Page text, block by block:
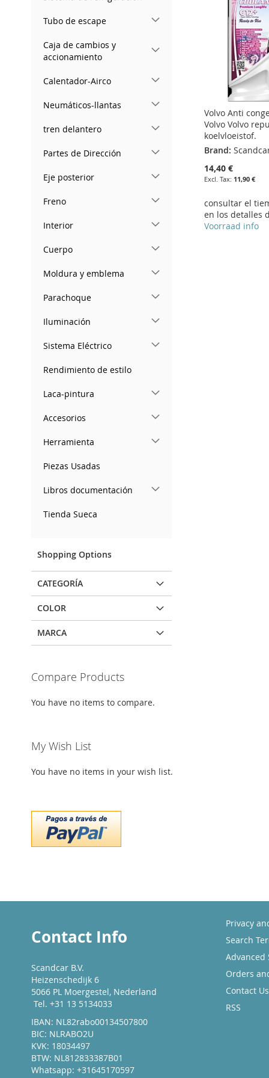
Volvo Anti
Volvo Volvo
koelvloeistof.
Brand:
14,40 €
11,90 €
consultar el
en los detalles
Voorraad info
Add to Cart
ADD
ADD
TO
WISH
LIST
ADD
TO
COMPARE
Tubo de escape
Caja de cambios y
accionamiento
Calentador-Airco
Neumáticos-llantas
tren delantero
Partes de Dirección
Eje posterior
Freno
Interior
Cuerpo
Moldura y emblema
Parachoque
Iluminación
Sistema Eléctrico
Rendimiento de estilo
Laca-pintura
Accesorios
Herramienta
Piezas Usadas
Libros documentación
Tienda Sueca
Shopping Options
CATEGORÍA
COLOR
MARCA
Compare Products
You have no items to compare.
My Wish List
You have no items in your wish list.
Contact Info
Scandcar B.V.
Heizenschedijk 6
5066 PL Moergestel, Nederland
Tel. +31 13 5134033
IBAN: NL82rabo00134507800
BIC: NLRABO2U
KVK: 18034497
BTW: NL812833387B01
Whatsapp: +31645170597
Privacy
Search
Advanced
Orders
Contact Us
RSS